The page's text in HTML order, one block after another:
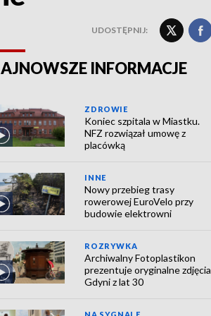
UDOSTĘPNIJ:
INFORMACJE
ZDROWIE
Koniec szpitala w Miastku.
NFZ rozwiązał umowę z
placówką
INNE
Nowy przebieg trasy
rowerowej EuroVelo przy
budowie elektrowni
ROZRYWKA
Archiwalny Fotoplastikon
prezentuje oryginalne zdjęcia
Gdyni z lat 30